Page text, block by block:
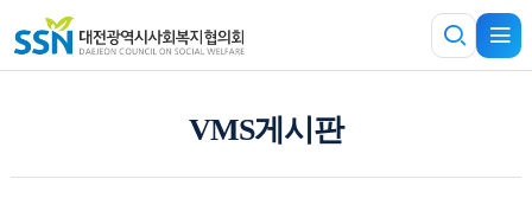
VMS게시판